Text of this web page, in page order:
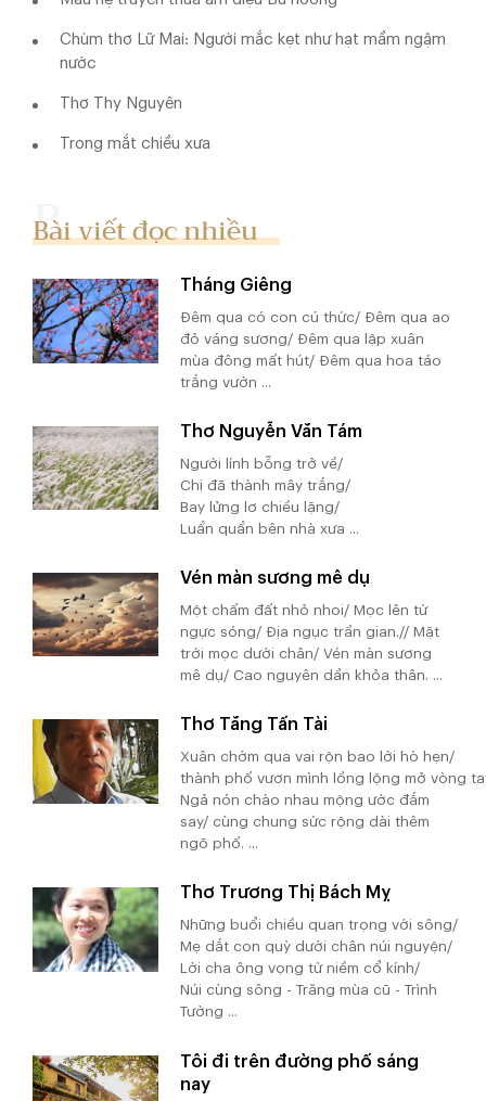
Chùm thơ Lữ Mai: Người mắc kẹt như hạt mầm ngậm
nước
Thơ Thy Nguyên
Trong mắt chiều xưa
Bài viết đọc nhiều
Tháng Giêng
Đêm qua có con cú thức/ Đêm qua ao
đỏ váng sương/ Đêm qua lập xuân
mùa đông mất hút/ Đêm qua hoa táo
trắng vườn ...
Thơ Nguyễn Văn Tám
Người lính bỗng trở về/
Chị đã thành mây trắng/
Bay lửng lơ chiều lặng/
Luẩn quẩn bên nhà xưa ...
Vén màn sương mê dụ
Một chấm đất nhỏ nhoi/ Mọc lên từ
ngực sóng/ Địa ngục trần gian.// Mặt
trời mọc dưới chân/ Vén màn sương
mê dụ/ Cao nguyên dần khỏa thân. ...
Thơ Tăng Tấn Tài
Xuân chớm qua vai rộn bao lời hò hẹn/
thành phố vươn mình lồng lộng mở vòng
Ngả nón chào nhau mộng ước đắm
say/ cùng chung sức rộng dài thêm
ngõ phố. ...
Thơ Trương Thị Bách Mỵ
Những buổi chiều quan trọng với sông/
Mẹ dắt con quỳ dưới chân núi nguyện/
Lời cha ông vọng từ niềm cổ kính/
Núi cùng sông - Trăng mùa cũ - Trình
Tường ...
Tôi đi trên đường phố sáng
nay